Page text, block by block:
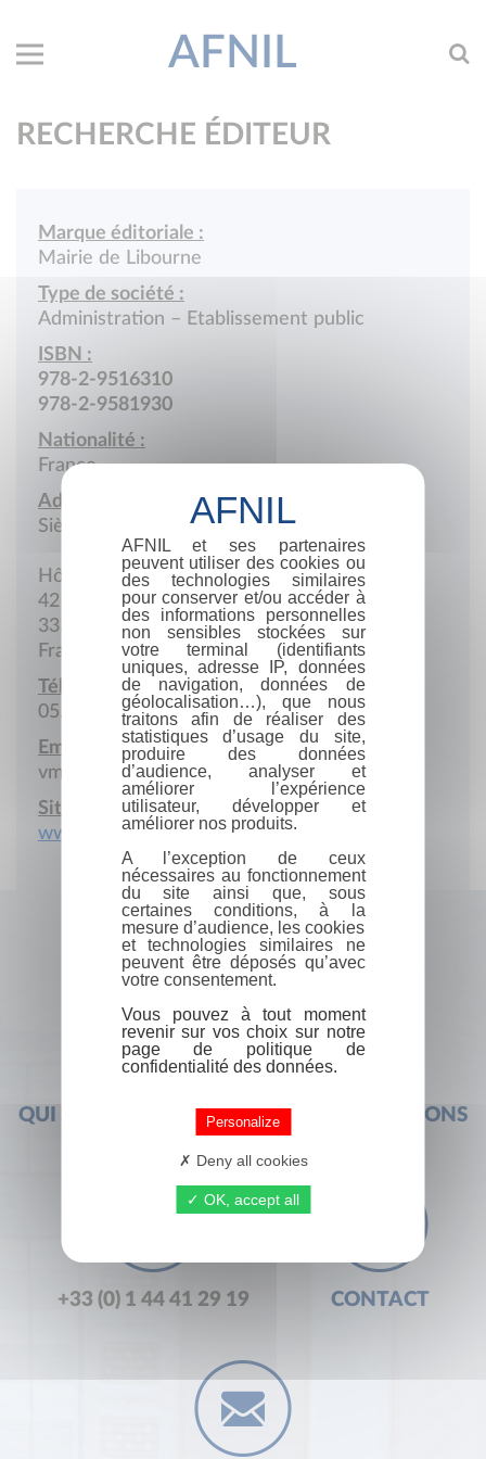
AFNIL
RECHERCHE ÉDITEUR
Marque éditoriale :
Mairie de Libourne
Type de société :
Administration – Etablissement public
ISBN :
978-2-9516310
978-2-9581930
Nationalité :
France
Adresse :
Siège social
Hôtel de Ville
42 Place Abel-Surchamp
33500 Libourne
France
Téléphone :
05.57.55.33.32
Email :
vmeynard@libourne.fr
Site Internet :
www.libourne.fr
QUI SOMMES-NOUS ?FOIRE AUX QUESTIONS
+33 (0) 1 44 41 29 19 CONTACT
AFNIL et ses partenaires
peuvent utiliser des cookies ou
des technologies similaires
pour conserver et/ou accéder à
des informations personnelles
non sensibles stockées sur
votre terminal (identifiants
uniques, adresse IP, données
de navigation, données de
géolocalisation…), que nous
traitons afin de réaliser des
statistiques d’usage du site,
produire des données
d’audience, analyser et
améliorer l’expérience
utilisateur, développer et
améliorer nos produits.
A l’exception de ceux
nécessaires au fonctionnement
du site ainsi que, sous
certaines conditions, à la
mesure d’audience, les cookies
et technologies similaires ne
peuvent être déposés qu’avec
votre consentement.
Vous pouvez à tout moment
revenir sur vos choix sur notre
page de politique de
confidentialité des données.
Personalize
Deny all cookies
OK, accept all